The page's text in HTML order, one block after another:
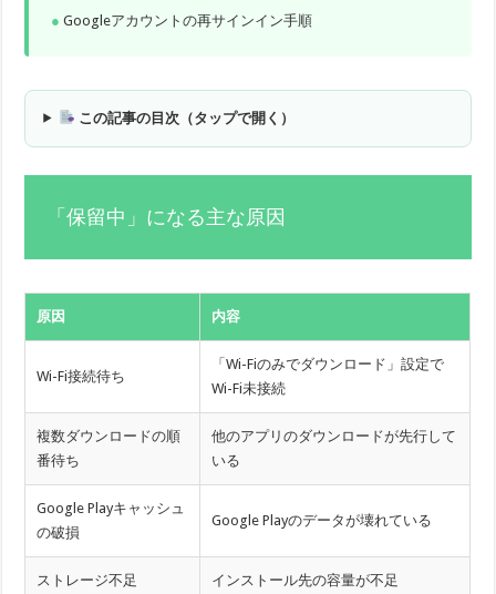
Googleアカウントの再サインイン手順
この記事の目次（タップで開く）
「保留中」になる主な原因
原因 内容
Wi-Fi接続待ち
「Wi-Fiのみでダウンロード」設定で
Wi-Fi未接続
複数ダウンロードの順
番待ち
他のアプリのダウンロードが先行して
いる
Google Playキャッシュ
の破損
Google Playのデータが壊れている
ストレージ不足 インストール先の容量が不足